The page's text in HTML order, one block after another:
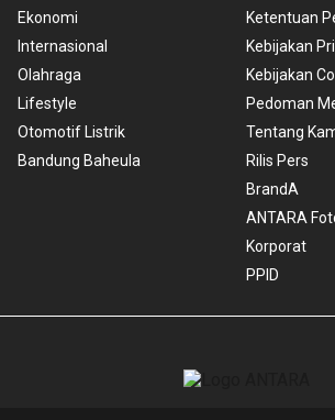
Ekonomi
Internasional
Olahraga
Lifestyle
Otomotif Listrik
Bandung Baheula
Ketentuan
Kebijakan
Kebijakan
Pedoman
Tentang
Rilis Pers
BrandA
ANTARA
Korporat
PPID